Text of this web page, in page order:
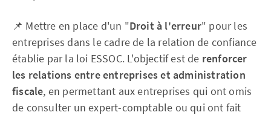
📌 Mettre en place d'un "Droit à l'erreur" pour les
entreprises dans le cadre de la relation de confiance
établie par la loi ESSOC. L'objectif est de renforcer
les relations entre entreprises et administration
fiscale, en permettant aux entreprises qui ont omis
de consulter un expert-comptable ou qui ont fait